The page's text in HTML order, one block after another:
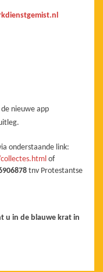
nieuwe app
onderstaande link:
of
tnv Protestantse
u in de blauwe krat in